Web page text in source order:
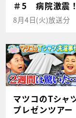
＃5 病院激震
8月4日(火)放送分
マツコのTシャ
プレゼンツアー